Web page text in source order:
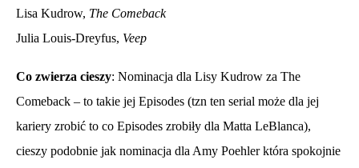
Lisa Kudrow, The Comeback
Julia Louis-Dreyfus, Veep
Co zwierza cieszy: Nominacja dla Lisy Kudrow za The
Comeback – to takie jej Episodes (tzn ten serial może dla jej
kariery zrobić to co Episodes zrobiły dla Matta LeBlanca),
cieszy podobnie jak nominacja dla Amy Poehler która spokojnie